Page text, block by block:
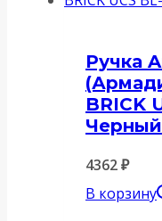
Ручка
BRICK
Черный
4362₽
В корзину